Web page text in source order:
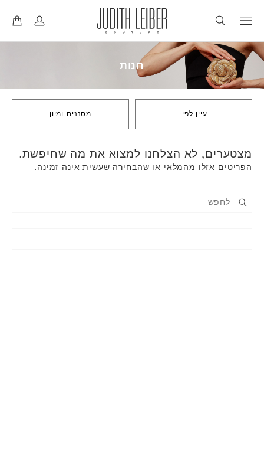
חנות
עיין לפי: מסננים ומיון
מצטערים, לא הצלחנו למצוא את מה שחיפשת.
הפריטים אזלו מהמלאי או שהבחירה שעשית אינה זמינה.